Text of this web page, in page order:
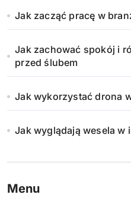
Jak zacząć pracę w
Jak zachować spokój i
przed ślubem
Jak wykorzystać drona
Jak wyglądają wesela w
Menu